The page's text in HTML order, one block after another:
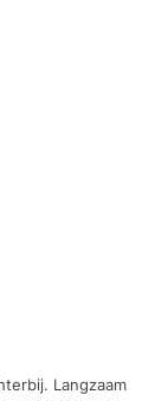
Langzaam